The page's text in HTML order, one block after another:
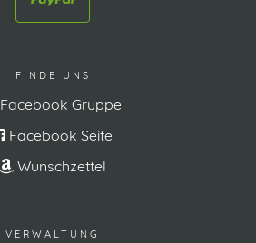
FINDE UNS
Facebook Gruppe
Facebook Seite
Wunschzettel
VERWALTUNG